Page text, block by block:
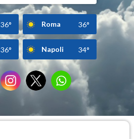
36° Roma 36°
36° Napoli 34°